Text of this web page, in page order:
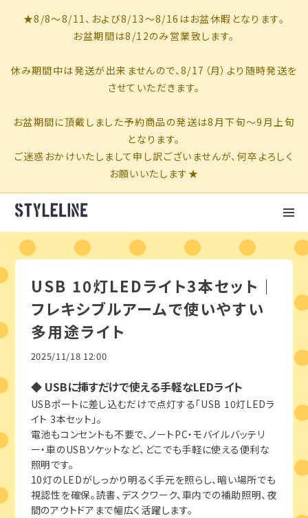
USB 10灯LEDライト3本セット｜
フレキシブルアームで使いやすい
多用途ライト
2025/11/18 12:00
◆ USBに挿すだけで使える手軽なLEDライト
USBポートに差し込むだけで点灯する「USB 10灯LEDラ
イト 3本セット」。
電池もコンセントも不要で、ノートPC・モバイルバッテリ
ー・車のUSBソケットなど、どこでも手軽に使える便利な
照明です。
10灯のLEDがしっかり明るく手元を照らし、暗い場所でも
視認性を確保。読書、デスクワーク、車内での補助照明、夜
間のアウトドアまで幅広く活躍します。